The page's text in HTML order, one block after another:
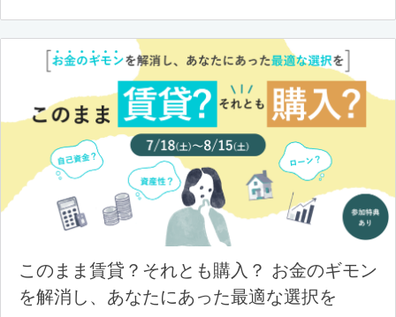
このまま賃貸？それとも購入？ お金のギモン
を解消し、あなたにあった最適な選択を